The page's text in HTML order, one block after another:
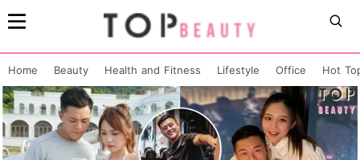
Home Beauty Health and Fitness Lifestyle Office Hot